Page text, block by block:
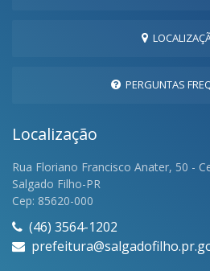
PERGUNTAS
Localização
Rua Floriano Francisco Anater, 50 -
Salgado Filho-PR
Cep: 85620-000
(46) 3564-1202